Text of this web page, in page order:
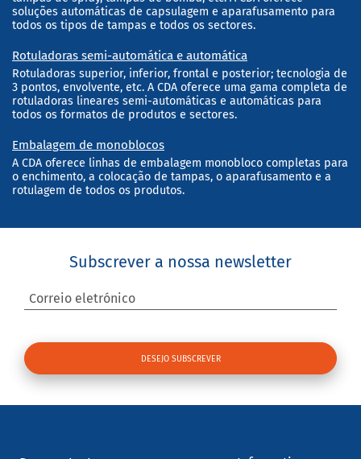
soluções automáticas de capsulagem e aparafusamento para
todos os tipos de tampas e todos os sectores.
Rotuladoras semi-automática e automática
Rotuladoras superior, inferior, frontal e posterior; tecnologia de
3 pontos, envolvente, etc. A CDA oferece uma gama completa de
rotuladoras lineares semi-automáticas e automáticas para
todos os formatos de produtos e sectores.
Embalagem de monoblocos
A CDA oferece linhas de embalagem monobloco completas para
o enchimento, a colocação de tampas, o aparafusamento e a
rotulagem de todos os produtos.
Subscrever a nossa newsletter
Correio eletrónico